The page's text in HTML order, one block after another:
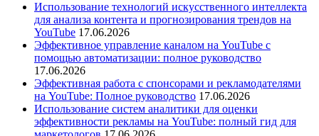
Использование технологий искусственного интеллекта
для анализа контента и прогнозирования трендов на
YouTube 17.06.2026
Эффективное управление каналом на YouTube с
помощью автоматизации: полное руководство
17.06.2026
Эффективная работа с спонсорами и рекламодателями
на YouTube: Полное руководство 17.06.2026
Использование систем аналитики для оценки
эффективности рекламы на YouTube: полный гид для